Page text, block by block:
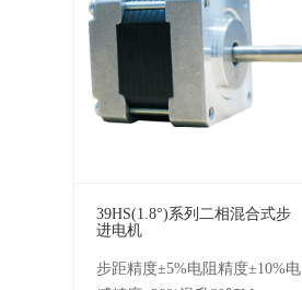
39HS(1.8°)系列二相混合式步
进电机
步距精度±5%电阻精度±10%电